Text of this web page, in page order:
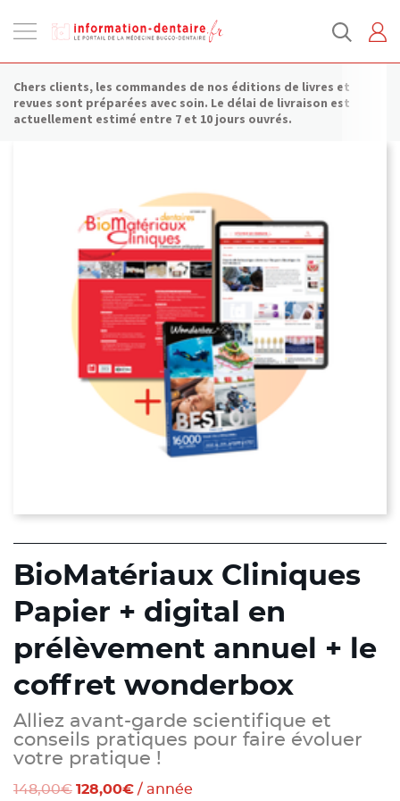
la
Chers clients, les commandes de nos éditions de livres et
revues sont préparées avec soin. Le délai de livraison est
actuellement estimé entre 7 et 10 jours ouvrés.
BioMatériaux Cliniques
Papier + digital en
prélèvement annuel + le
coffret wonderbox
Alliez avant-garde scientifique et
conseils pratiques pour faire évoluer
votre pratique !
148,00€ Le
128,00€Le
/ année